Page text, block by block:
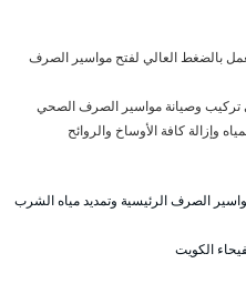
بالضغط العالي لفتح مواسير الصرف
تركيب وصيانة مواسير الصرف الصحي
وإزالة كافة الأوساخ والروائح
الصرف الرئيسية وتمديد مياه الشرب
الكويت